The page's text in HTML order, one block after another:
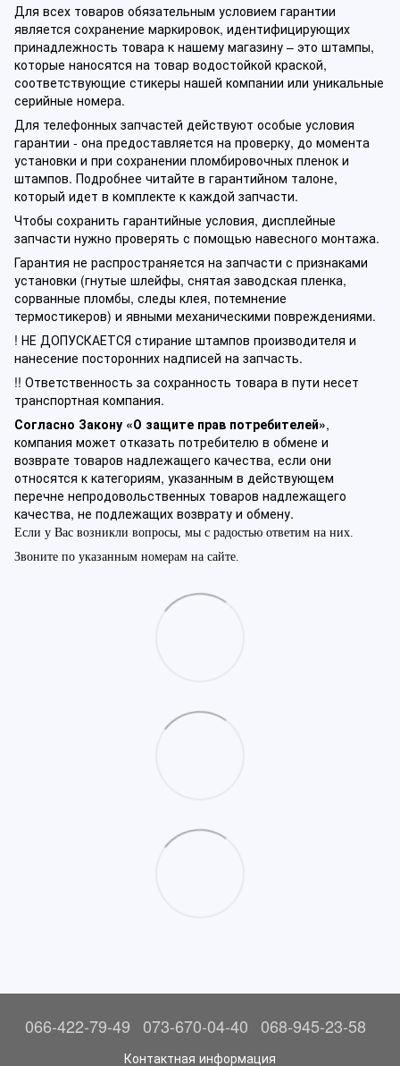
Для всех товаров обязательным условием гарантии
является сохранение маркировок, идентифицирующих
принадлежность товара к нашему магазину – это штампы,
которые наносятся на товар водостойкой краской,
соответствующие стикеры нашей компании или уникальные
серийные номера.
Для телефонных запчастей действуют особые условия
гарантии - она предоставляется на проверку, до момента
установки и при сохранении пломбировочных пленок и
штампов. Подробнее читайте в гарантийном талоне,
который идет в комплекте к каждой запчасти.
Чтобы сохранить гарантийные условия, дисплейные
запчасти нужно проверять с помощью навесного монтажа.
Гарантия не распространяется на запчасти с признаками
установки (гнутые шлейфы, снятая заводская пленка,
сорванные пломбы, следы клея, потемнение
термостикеров) и явными механическими повреждениями.
! НЕ ДОПУСКАЕТСЯ стирание штампов производителя и
нанесение посторонних надписей на запчасть.
!! Ответственность за сохранность товара в пути несет
транспортная компания.
Согласно Закону «О защите прав потребителей»,
компания может отказать потребителю в обмене и
возврате товаров надлежащего качества, если они
относятся к категориям, указанным в действующем
перечне непродовольственных товаров надлежащего
качества, не подлежащих возврату и обмену.
Если у Вас возникли вопросы, мы с радостью ответим на них.
Звоните по указанным номерам на сайте.
066-422-79-49 073-670-04-40 068-945-23-58
Контактная информация